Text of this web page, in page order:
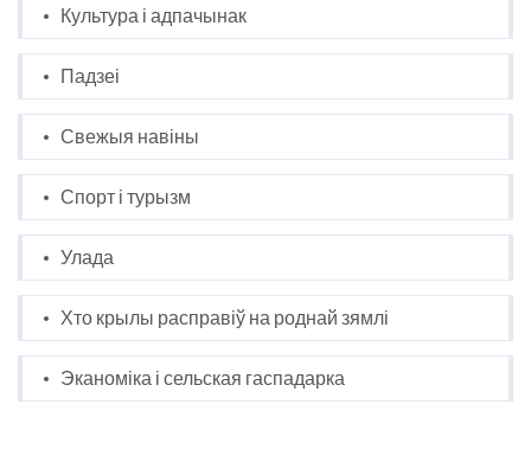
Культура і адпачынак
Падзеі
Свежыя навіны
Спорт і турызм
Улада
Хто крылы расправіў на роднай зямлі
Эканоміка і сельская гаспадарка